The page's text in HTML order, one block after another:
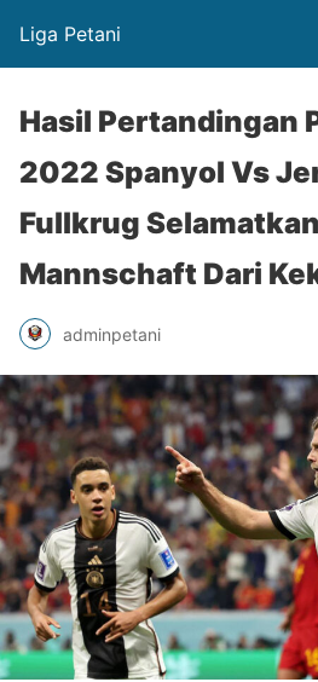
Liga Petani
Hasil Pertandingan
2022 Spanyol Vs
Fullkrug
Mannschaft Dari
adminpetani